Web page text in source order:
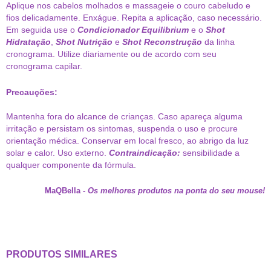
Aplique nos cabelos molhados e massageie o couro cabeludo e
fios delicadamente. Enxágue. Repita a aplicação, caso necessário.
Em seguida use o Condicionador Equilibrium e o Shot
Hidratação Shot Nutrição e Shot Reconstrução da linha
cronograma. Utilize diariamente ou de acordo com seu
cronograma capilar.
Precauções:
Mantenha fora do alcance de crianças. Caso apareça alguma
irritação e persistam os sintomas, suspenda o uso e procure
orientação médica. Conservar em local fresco, ao abrigo da luz
solar e calor. Uso externo. Contraindicação: sensibilidade a
qualquer componente da fórmula.
MaQBella- Os melhores produtos na ponta do seu mouse!
PRODUTOS SIMILARES